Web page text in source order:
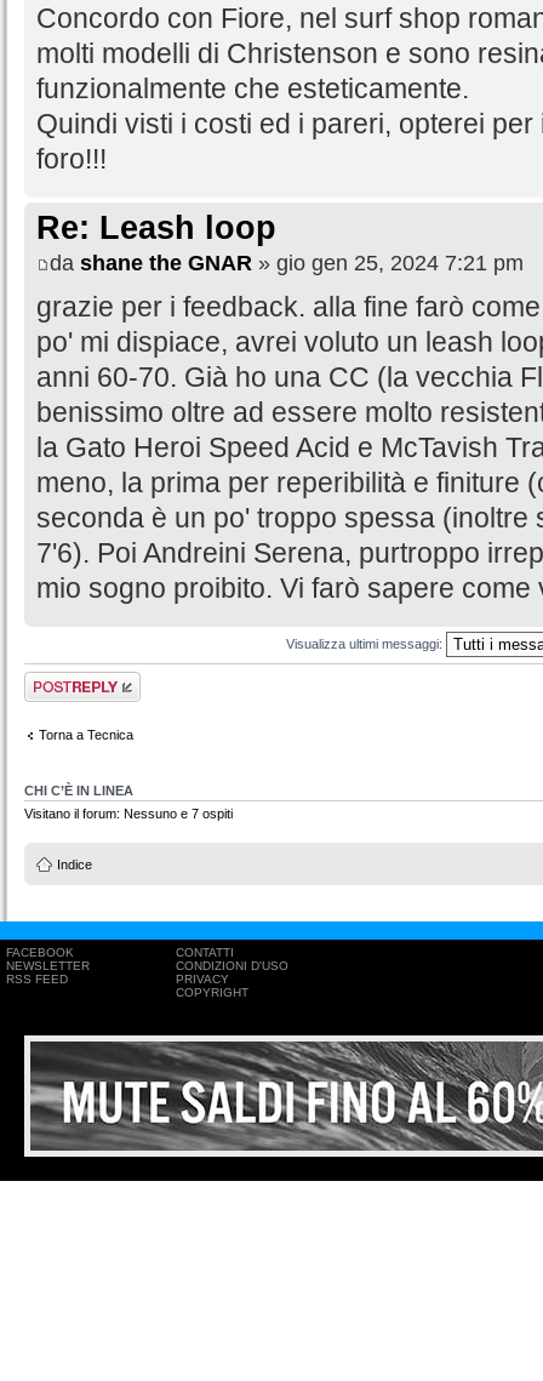
Concordo con Fiore, nel surf shop
molti modelli di Christenson e sono
funzionalmente che esteticamente.
Quindi visti i costi ed i pareri, opterei
foro!!!
Re: Leash loop
da shane the GNAR » gio gen 25, 2024 7:21 pm
grazie per i feedback. alla fine farò
po' mi dispiace, avrei voluto un leash
anni 60-70. Già ho una CC (la vecchia
benissimo oltre ad essere molto
la Gato Heroi Speed Acid e McTavish
meno, la prima per reperibilità e finiture
seconda è un po' troppo spessa (inoltre
7'6). Poi Andreini Serena, purtroppo
mio sogno proibito. Vi farò sapere
Visualizza ultimi messaggi:
Rispondi al
messaggio
Torna a Tecnica
CHI C’È IN LINEA
Visitano il forum: Nessuno e 7 ospiti
Indice
FACEBOOK
NEWSLETTER
RSS FEED
CONTATTI
CONDIZIONI D'USO
PRIVACY
COPYRIGHT